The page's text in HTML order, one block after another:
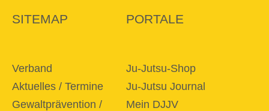
SITEMAP
Verband
Aktuelles / Termine
Gewaltprävention /
PORTALE
Ju-Jutsu-Shop
Ju-Jutsu Journal
Mein DJJV